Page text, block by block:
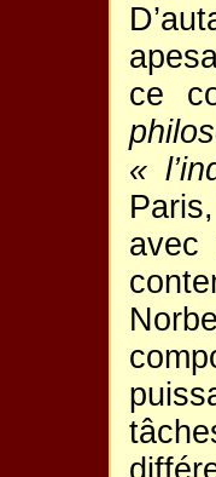
ce
«
avec